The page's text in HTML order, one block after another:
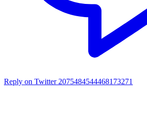
Reply on Twitter 2075484544468173271